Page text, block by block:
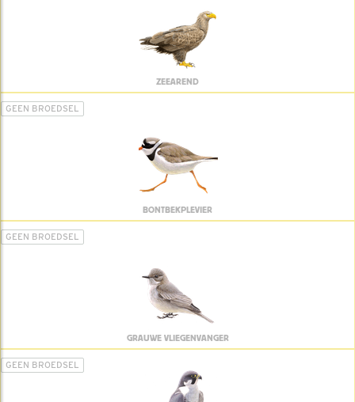
ZEEAREND
GEEN BROEDSEL
BONTBEKPLEVIER
GEEN BROEDSEL
GRAUWE VLIEGENVANGER
GEEN BROEDSEL